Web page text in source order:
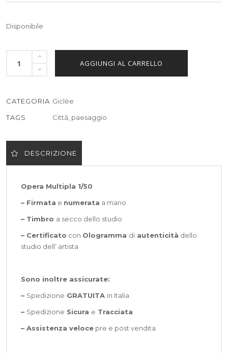
Disponibile
AGGIUNGI AL CARRELLO
CATEGORIA Giclèe
TAGS
Città, paesaggio
DESCRIZIONE
Opera Multipla 1/50
– Firmata e numerata a mano
– Timbro a secco dello studio
– Certificato con Ologramma diautenticità dello
studio dell’ artista
Sono inoltre assicurate:
– Spedizione GRATUITA in Italia
– Spedizione Sicura e Tracciata
– Assistenza velocepre e post vendita